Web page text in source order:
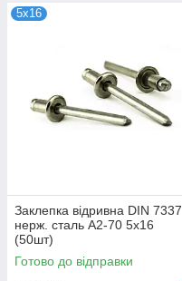
5х16
Заклепка відривна DIN 7337
нерж. сталь А2-70 5х16
(50шт)
Готово до відправки